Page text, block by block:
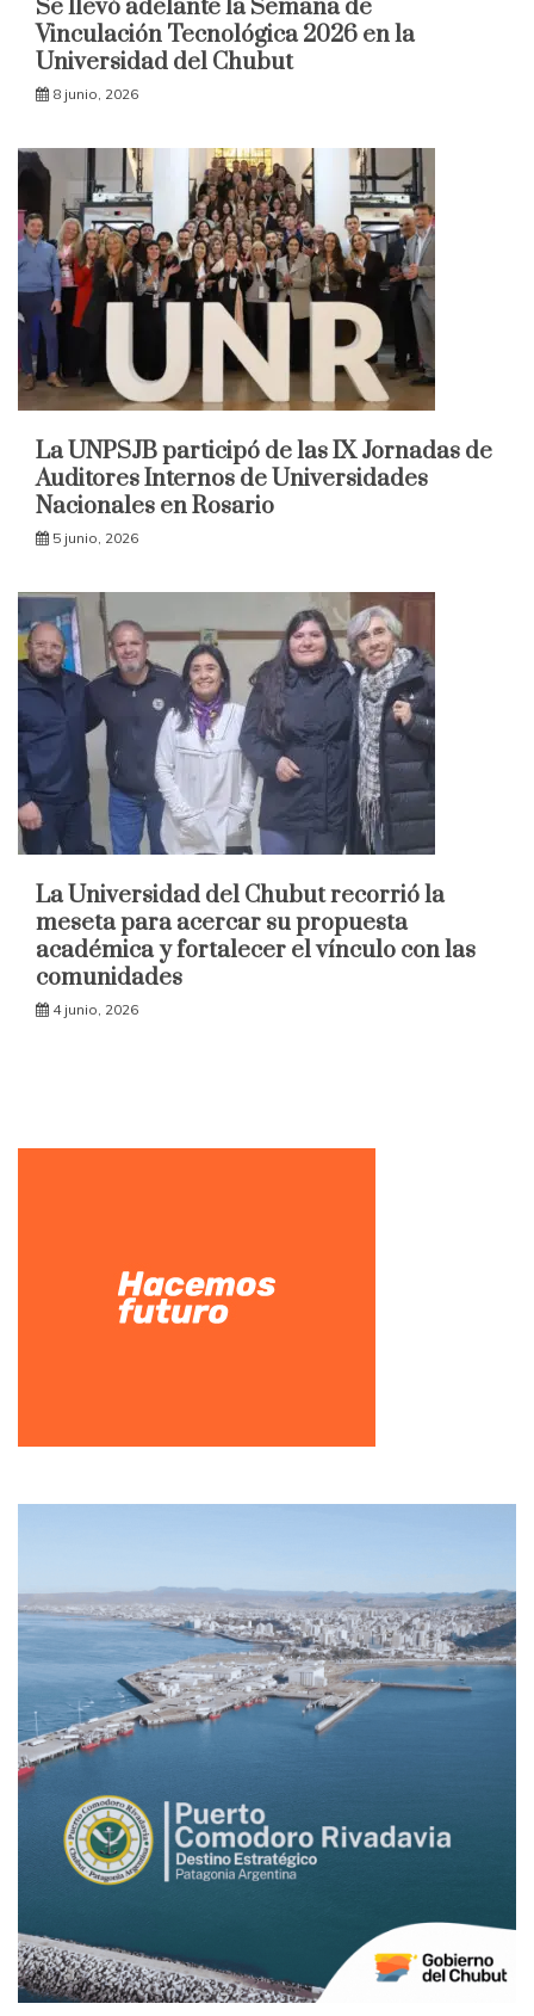
Se llevó adelante la Semana de
Vinculación Tecnológica 2026 en la
Universidad del Chubut
8 junio, 2026
La UNPSJB participó de las IX Jornadas de
Auditores Internos de Universidades
Nacionales en Rosario
5 junio, 2026
La Universidad del Chubut recorrió la
meseta para acercar su propuesta
académica y fortalecer el vínculo con las
comunidades
4 junio, 2026